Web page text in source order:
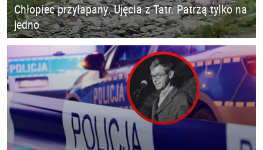
Chłopiec przyłapany. Ujęcia z Tatr. Patrzą tylko na
jedno